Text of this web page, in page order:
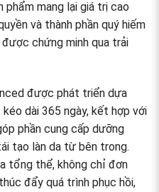
phẩm mang lại giá trị cao
và thành phần quý hiếm
chứng minh qua trải
được phát triển dựa
dài 365 ngày, kết hợp với
phần cung cấp dưỡng
tạo làn da từ bên trong.
tổng thể, không chỉ đơn
đẩy quá trình phục hồi,